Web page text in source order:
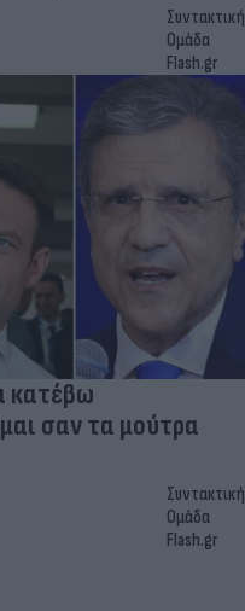
Συντακτική
Ομάδα
Flash.gr
κατέβω
σαν τα μούτρα
Συντακτική
Ομάδα
Flash.gr